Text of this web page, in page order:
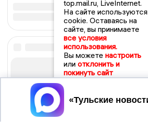
top.mail.ru, LiveInternet.
На сайте используются
cookie. Оставаясь на
сайте, вы принимаете
все условия
использования.
Вы можете настроить
или отклонить и
покинуть сайт
Принять